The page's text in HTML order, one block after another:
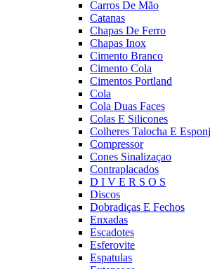
Carros De Mão
Catanas
Chapas De Ferro
Chapas Inox
Cimento Branco
Cimento Cola
Cimentos Portland
Cola
Cola Duas Faces
Colas E Silicones
Colheres Talocha E
Compressor
Cones Sinalizaçao
Contraplacados
D I V E R S O S
Discos
Dobradiças E Fechos
Enxadas
Escadotes
Esferovite
Espatulas